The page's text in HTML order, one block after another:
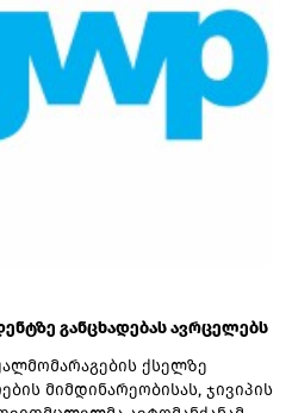
(1 365 790 ლარი)
განცხადებას ავრცელებს
ქსელზე
მიმდინარეობისას, ჯივიპის